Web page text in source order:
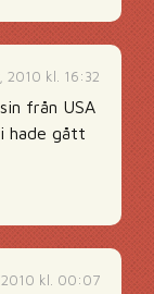
2010 kl. 16:32
från USA
hade gått
kl. 00:07